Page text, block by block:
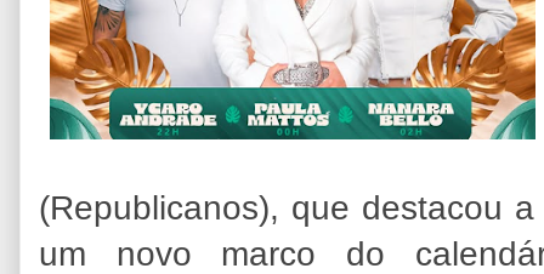
(Republicanos), que destacou
um novo marco do